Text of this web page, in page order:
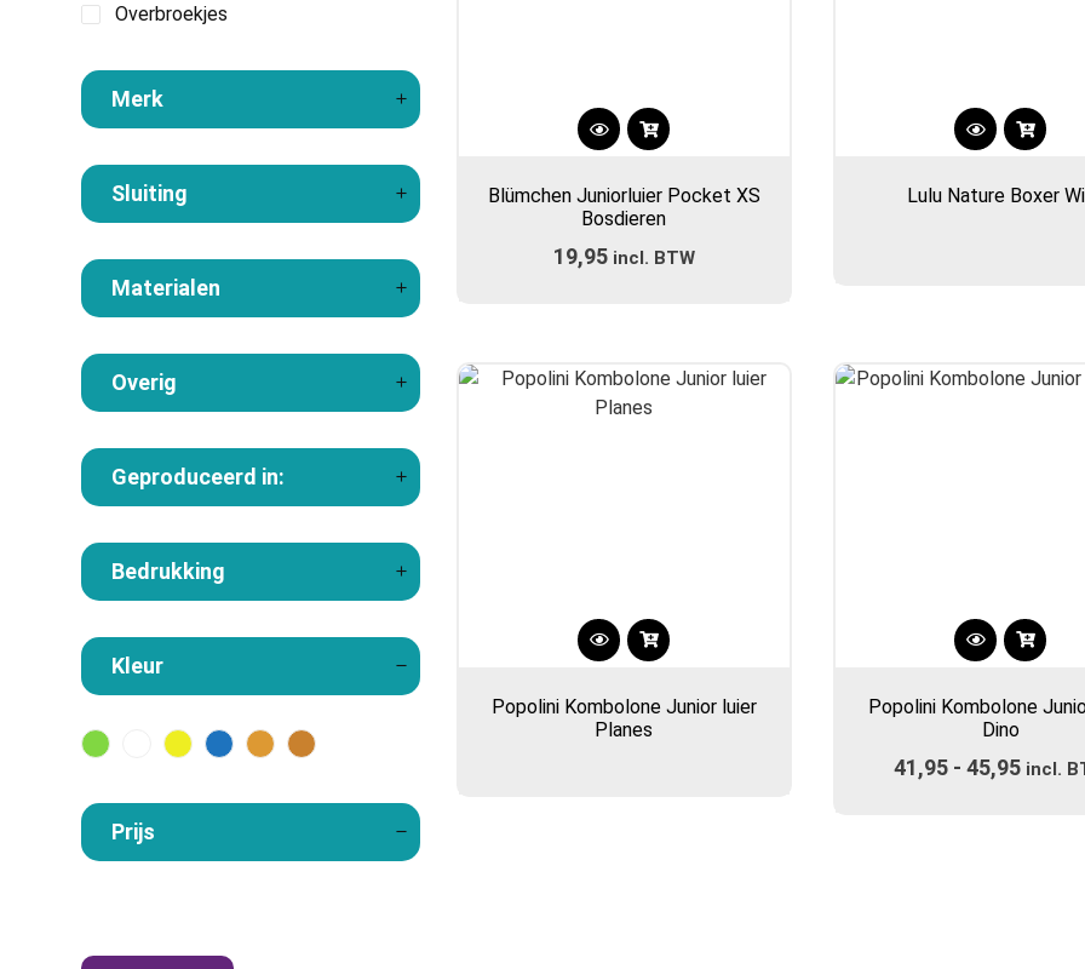
Overbroekjes
Merk
Sluiting
Materialen
Overig
Geproduceerd in:
Bedrukking
Kleur
Prijs
Blümchen Juniorluier Pocket XS
Bosdieren
19,95 incl. BTW
Lulu Nature Boxer
Popolini Kombolone Junior luier
Planes
Dit
heeft
meerdere
variaties.
Popolini Kombolone
Dino
41,95 - 45,95 incl.